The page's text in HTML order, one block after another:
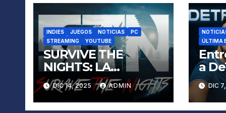
INDIES JUEGOS NOTICIAS
PC
STREAMING
YOUTUBE
SURVIVE THE
NIGHTS: LA
SUPERVIVENCIA
REAL EMPIEZA
CUANDO CAE EL
DIC 14, 2025 ADMIN
ÚLTIMA
a
DIC